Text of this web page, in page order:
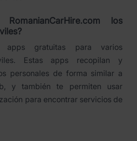
los
apps gratuitas para varios
Estas apps recopilan y
personales de forma similar a
y también te permiten usar
para encontrar servicios de